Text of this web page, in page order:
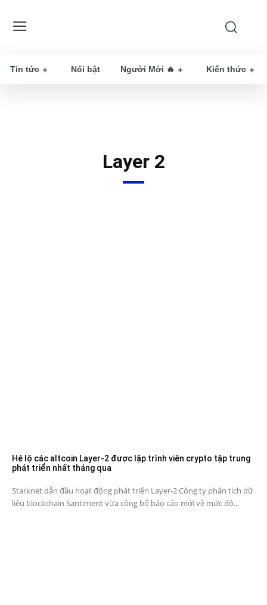
Tin tức Nổi bật Người Mới 🔥 Kiến thức
Layer 2
Hé lộ các altcoin Layer-2 được lập trình viên crypto tập trung
phát triển nhất tháng qua
Starknet dẫn đầu hoạt động phát triển Layer-2 Công ty phân tích dữ
liệu blockchain Santiment vừa công bố báo cáo mới về mức độ...